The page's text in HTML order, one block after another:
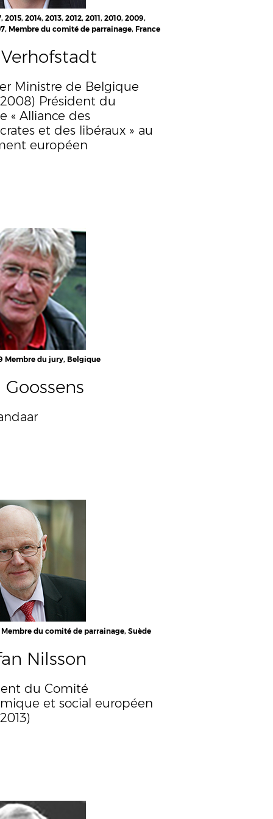
2015, 2014, 2013, 2012, 2011, 2010, 2009,
Membre du comité de parrainage, France
Ministre de Belgique
Président du
« Alliance des
et des libéraux » au
européen
Membre du jury, Belgique
Membre du comité de parrainage, Suède
Nilsson
du Comité
et social européen